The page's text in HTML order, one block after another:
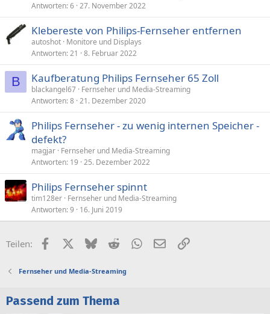
Antworten 6 27. November 2022
Klebereste von Philips-Fernseher entfernen
autoshot Monitore und Displays
Antworten 21 8. Februar 2022
B Kaufberatung Philips Fernseher 65 Zoll
blackangel67 Fernseher und Media-Streaming
Antworten 8 21. Dezember 2020
Philips Fernseher - zu wenig internen Speicher -
defekt?
magjar Fernseher und Media-Streaming
Antworten 19 25. Dezember 2022
Philips Fernseher spinnt
tim128er Fernseher und Media-Streaming
Antworten 9 16. Juni 2019
Teilen: FacebookX (Twitter)
BlueskyRedditWhatsApp
E-MailLink
Fernseher und Media-Streaming
Passend zum Thema